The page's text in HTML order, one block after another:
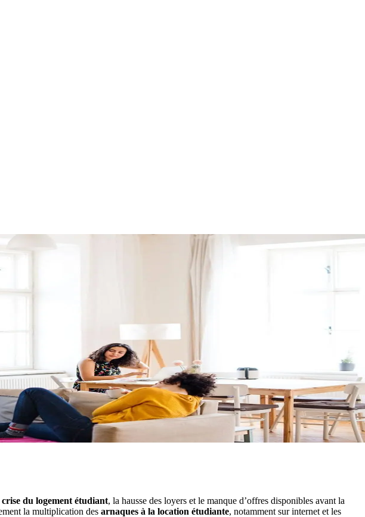
crise du logement étudiant, la hausse des loyers et le manque d’offres disponibles avant la
la multiplication des arnaques à la location étudiante, notamment sur internet et les